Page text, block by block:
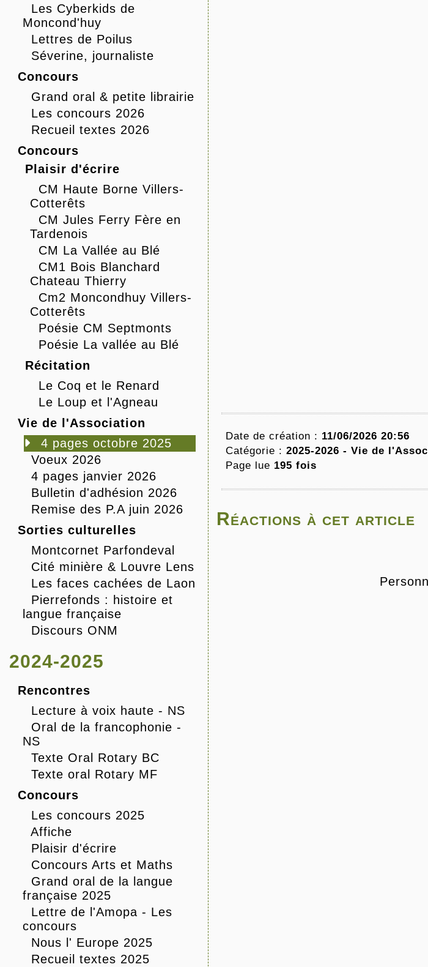
Les Cyberkids de
Moncond'huy
Lettres de Poilus
Séverine, journaliste
Concours
Grand oral & petite librairie
Les concours 2026
Recueil textes 2026
Concours
Plaisir d'écrire
CM Haute Borne Villers-
Cotterêts
CM Jules Ferry Fère en
Tardenois
CM La Vallée au Blé
CM1 Bois Blanchard
Chateau Thierry
Cm2 Moncondhuy Villers-
Cotterêts
Poésie CM Septmonts
Poésie La vallée au Blé
Récitation
Le Coq et le Renard
Le Loup et l'Agneau
Vie de l'Association
4 pages octobre 2025
Voeux 2026
4 pages janvier 2026
Bulletin d'adhésion 2026
Remise des P.A juin 2026
Sorties culturelles
Montcornet Parfondeval
Cité minière & Louvre Lens
Les faces cachées de Laon
Pierrefonds : histoire et
langue française
Discours ONM
2024-2025
Rencontres
Lecture à voix haute - NS
Oral de la francophonie -
NS
Texte Oral Rotary BC
Texte oral Rotary MF
Concours
Les concours 2025
Affiche
Plaisir d'écrire
Concours Arts et Maths
Grand oral de la langue
française 2025
Lettre de l'Amopa - Les
concours
Nous l' Europe 2025
Recueil textes 2025
Date de création : 11/06/2026 20:56
Catégorie : 2025-2026 - Vie de
Page lue 195 fois
Réactions à cet article